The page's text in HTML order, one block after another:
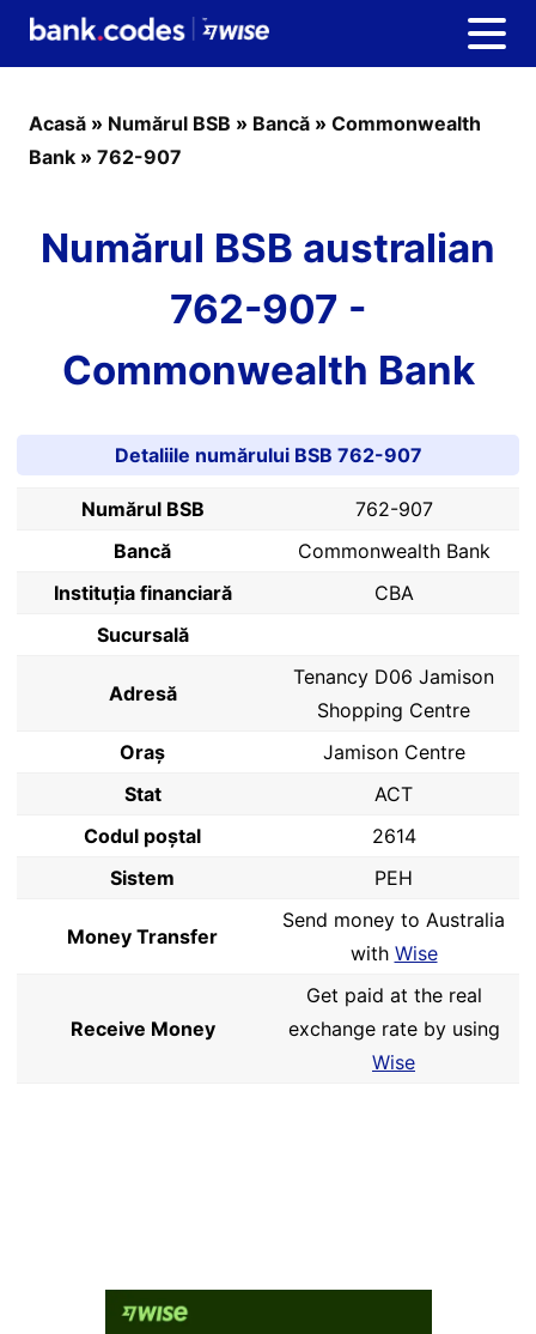
Acasă » Numărul BSB » Bancă » Commonwealth
Bank » 762-907
Numărul BSB australian
762-907 -
Commonwealth Bank
Detaliile numărului BSB 762-907
Numărul BSB
762-907
Bancă
Commonwealth Bank
Instituția financiară
CBA
Sucursală
Adresă
Tenancy D06 Jamison
Shopping Centre
Oraș
Jamison Centre
Stat
ACT
Codul poştal
2614
Sistem
PEH
Money Transfer
Send money to Australia
with Wise
Receive Money
Get paid at the real
exchange rate by using
Wise